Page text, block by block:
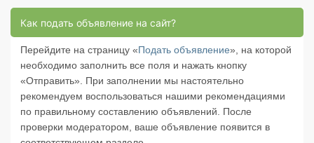
Как подать объявление на сайт?
Перейдите на страницу «Подать объявление», на которой
необходимо заполнить все поля и нажать кнопку
«Отправить». При заполнении мы настоятельно
рекомендуем воспользоваться нашими рекомендациями
по правильному составлению объявлений. После
проверки модератором, ваше объявление появится в